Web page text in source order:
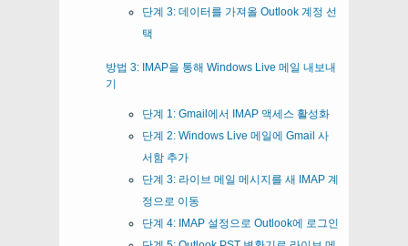
단계 3: 데이터를 가져올 Outlook 계정 선
택
방법 3: IMAP을 통해 Windows Live 메일 내보내
기
단계 1: Gmail에서 IMAP 액세스 활성화
단계 2: Windows Live 메일에 Gmail 사
서함 추가
단계 3: 라이브 메일 메시지를 새 IMAP 계
정으로 이동
단계 4: IMAP 설정으로 Outlook에 로그인